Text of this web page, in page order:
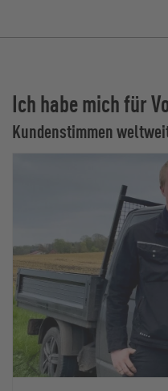
Ich habe mich für
Kundenstimmen